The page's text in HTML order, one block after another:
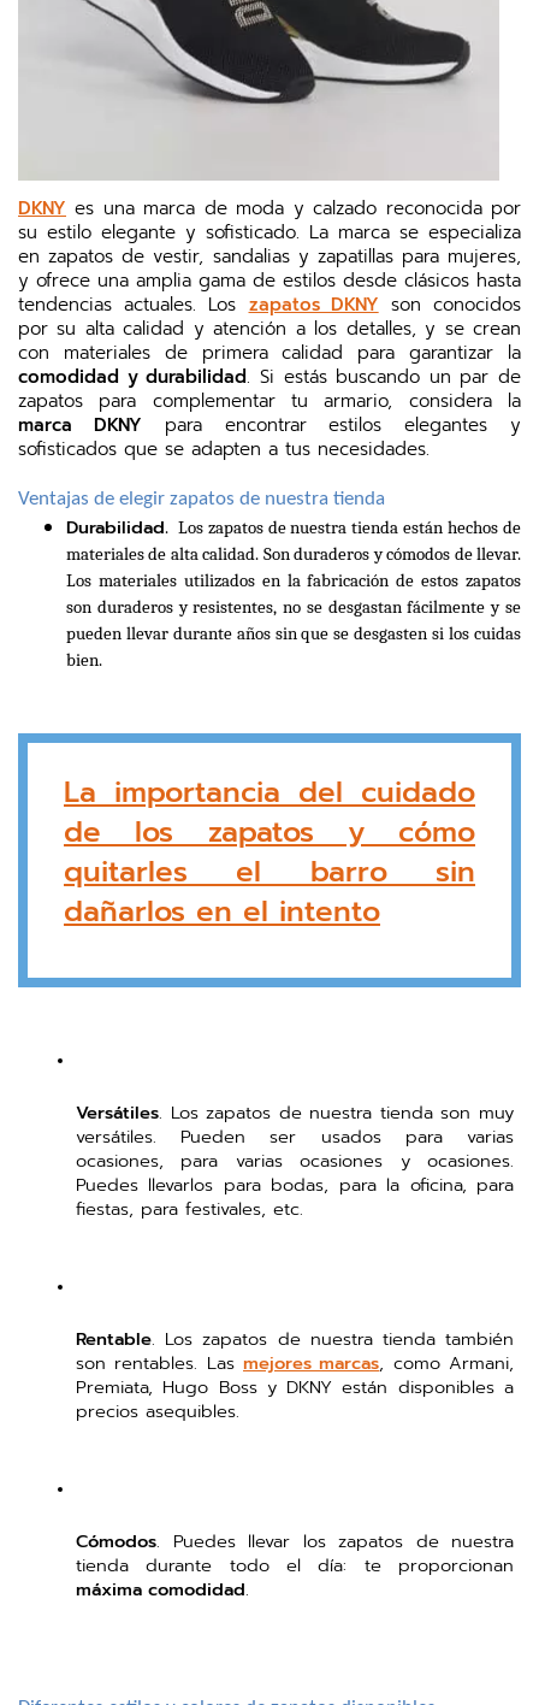
DKNY es una marca de moda y calzado reconocida por
su estilo elegante y sofisticado. La marca se especializa
en zapatos de vestir, sandalias y zapatillas para mujeres,
y ofrece una amplia gama de estilos desde clásicos hasta
tendencias actuales. Los zapatos DKNY son conocidos
por su alta calidad y atención a los detalles, y se crean
con materiales de primera calidad para garantizar la
comodidad y durabilidad. Si estás buscando un par de
zapatos para complementar tu armario, considera la
marca DKNY para encontrar estilos elegantes y
sofisticados que se adapten a tus necesidades.
Ventajas de elegir zapatos de nuestra tienda
Durabilidad.  Los zapatos de nuestra tienda están hechos de
materiales de alta calidad. Son duraderos y cómodos de llevar.
Los materiales utilizados en la fabricación de estos zapatos
son duraderos y resistentes, no se desgastan fácilmente y se
pueden llevar durante años sin que se desgasten si los cuidas
bien.
La importancia del cuidado
de los zapatos y cómo
quitarles el barro sin
dañarlos en el intento
Versátiles. Los zapatos de nuestra tienda son muy
versátiles. Pueden ser usados para varias
ocasiones, para varias ocasiones y ocasiones.
Puedes llevarlos para bodas, para la oficina, para
fiestas, para festivales, etc.
Rentable. Los zapatos de nuestra tienda también
son rentables. Las mejores marcas, como Armani,
Premiata, Hugo Boss y DKNY están disponibles a
precios asequibles.
Cómodos. Puedes llevar los zapatos de nuestra
máxima comodidad.